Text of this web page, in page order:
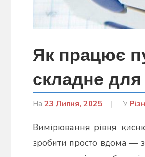
Як працює
складне
На 23 Липня, 2025
Від
У
Вимірювання рівня
зробити просто вдома —